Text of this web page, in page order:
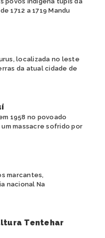
1712 a 1719 Mandu
localizada no leste
da atual cidade de
1958 no povoado
massacre sofrido por
marcantes,
nacional Na
Tentehar